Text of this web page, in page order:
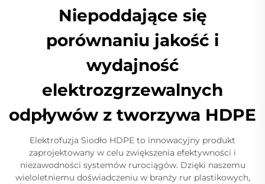
Niepoddające się
porównaniu jakość i
wydajność
elektrozgrzewalnych
odpływów z tworzywa HDPE
Elektrofuzja Siodło HDPE to innowacyjny produkt
zaprojektowany w celu zwiększenia efektywności i
niezawodności systemów rurociągów. Dzięki naszemu
wieloletniemu doświadczeniu w branży rur plastikowych,